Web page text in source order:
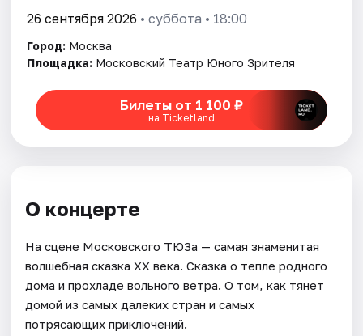
Артисты
Рейтинги
26 сентября 2026 • суббота • 18:00
Город: Москва
Площадка: Московский Театр Юного Зрителя
Билеты от 1 100 ₽
на Ticketland
О концерте
На сцене Московского ТЮЗа — самая знаменитая
волшебная сказка XX века. Сказка о тепле родного
дома и прохладе вольного ветра. О том, как тянет
домой из самых далеких стран и самых
потрясающих приключений.